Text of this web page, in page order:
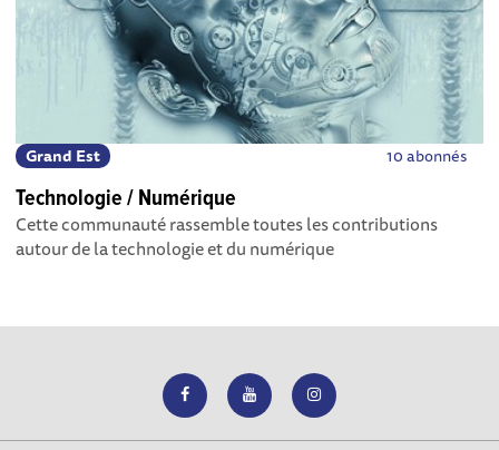
Grand Est 10 abonnés
Technologie / Numérique
Cette communauté rassemble toutes les contributions
autour de la technologie et du numérique